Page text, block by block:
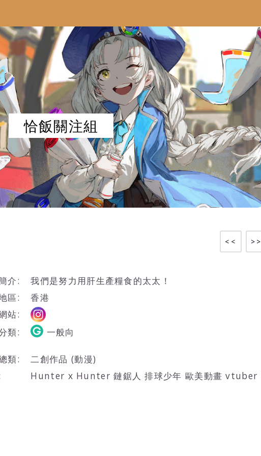
恰飯關注組
>>
<<
介:
我們是努力用肝生產糧食的太太！
區:
香港
站:
類:
一般向
類:
二創作品 (動漫)
Hunter x Hunter 鏈鋸人 排球少年 歐美動畫 vtuber